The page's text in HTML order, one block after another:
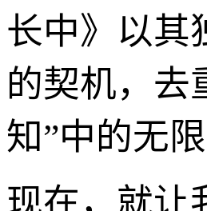
长中》以其
的契机，去
知”中的无
现在，就让